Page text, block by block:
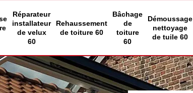
Réparateur
installateur
de velux
60
Rehaussement
de toiture 60
Bâchage
de
toiture
60
Démoussage
nettoyage
de tuile 60